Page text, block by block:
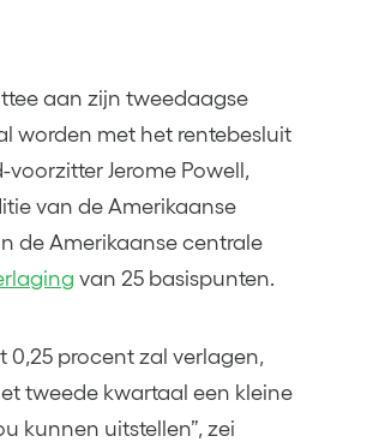
aan zijn tweedaagse
worden met het rentebesluit
Jerome Powell,
van de Amerikaanse
de Amerikaanse centrale
van 25 basispunten.
0,25 procent zal verlagen,
tweede kwartaal een kleine
kunnen uitstellen”, zei